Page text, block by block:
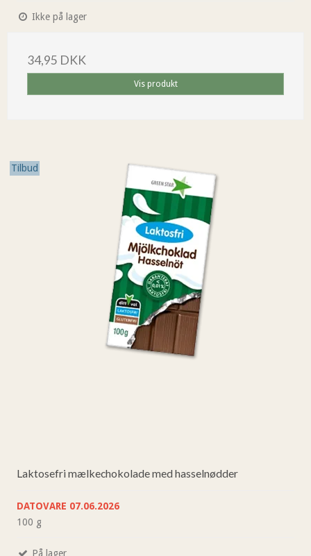
Ikke på lager
34,95 DKK
Vis produkt
Tilbud
Laktosefri mælkechokolade med hasselnødder
DATOVARE 07.06.2026
100 g
På lager